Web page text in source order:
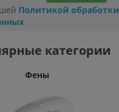
Политикой обработки
категории
Фены